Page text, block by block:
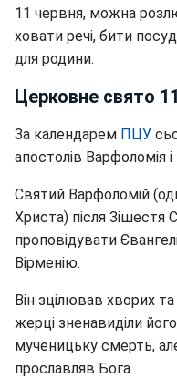
11 червня, можна
ховати речі, бити
для родини.
Церковне свято
За календарем ПЦУ
апостолів Варфоломія
Святий Варфоломій
Христа) після
проповідувати
Вірменію.
Він зцілював хворих
жерці зненавиділи
мученицьку смерть,
прославляв Бога.